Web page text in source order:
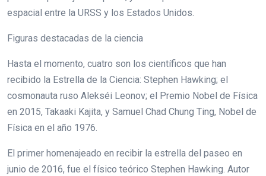
espacial entre la URSS y los Estados Unidos.
Figuras destacadas de la ciencia
Hasta el momento, cuatro son los científicos que han
recibido la Estrella de la Ciencia: Stephen Hawking; el
cosmonauta ruso Alekséi Leonov; el Premio Nobel de Física
en 2015, Takaaki Kajita, y Samuel Chad Chung Ting, Nobel de
Física en el año 1976.
El primer homenajeado en recibir la estrella del paseo en
junio de 2016, fue el físico teórico Stephen Hawking. Autor